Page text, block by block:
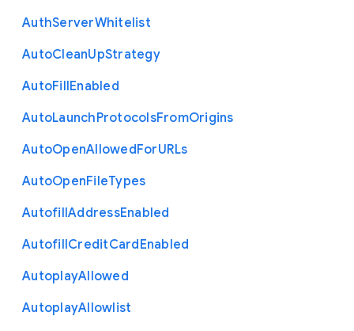
AuthServerWhitelist
AutoCleanUpStrategy
AutoFillEnabled
AutoLaunchProtocolsFromOrigins
AutoOpenAllowedForURLs
AutoOpenFileTypes
AutofillAddressEnabled
AutofillCreditCardEnabled
AutoplayAllowed
AutoplayAllowlist